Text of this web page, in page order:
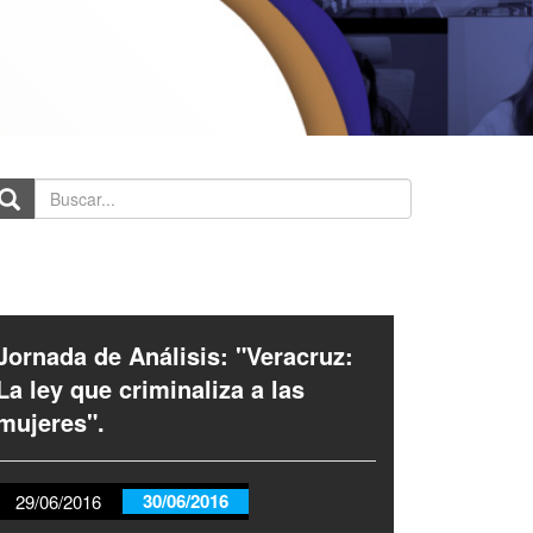
de Análisis: "Veracruz:
ley que criminaliza a las
29/06/2016 30/06/2016